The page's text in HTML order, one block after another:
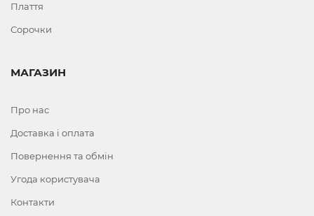
Плаття
Сорочки
МАГАЗИН
Про нас
Доставка і оплата
Повернення та обмін
Угода користувача
Контакти